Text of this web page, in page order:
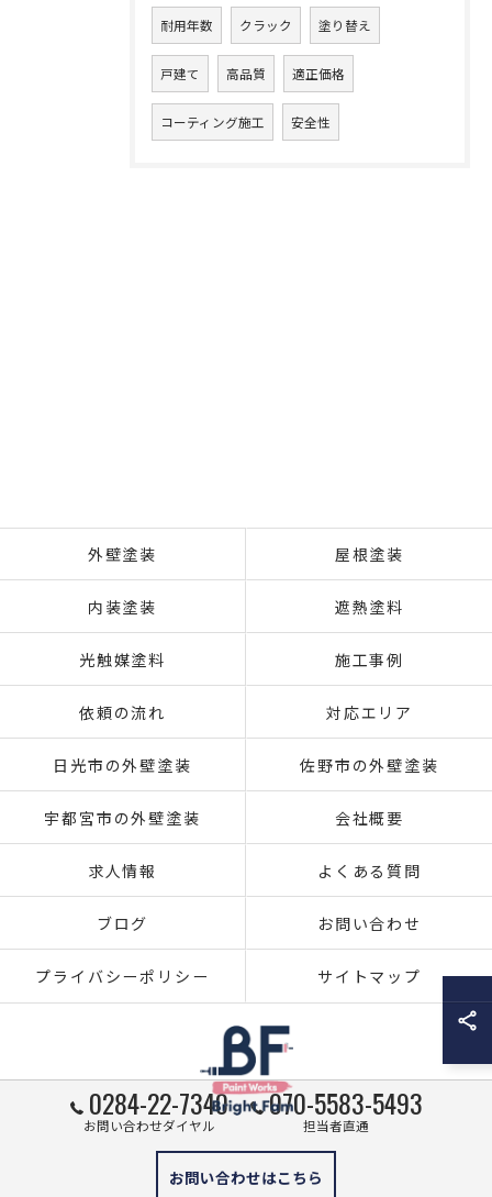
耐用年数 クラック 塗り替え
戸建て 高品質 適正価格
コーティング施工 安全性
0284-22-7340
お問い合わせダイヤル
070-5583-5493
担当者直通
お問い合わせはこちら
外壁塗装 屋根塗装
内装塗装 遮熱塗料
光触媒塗料 施工事例
依頼の流れ 対応エリア
日光市の外壁塗装 佐野市の外壁塗装
宇都宮市の外壁塗装 会社概要
求人情報 よくある質問
ブログ お問い合わせ
プライバシーポリシー サイトマップ
© 2026 栃木県足利市の外壁塗装ならブライト・ファム株式会社 ALL RIGHTS